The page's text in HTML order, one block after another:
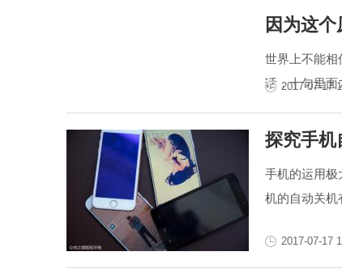
因为这
世界上不能相
话，十句里面
2017-07-17
探究手机
手机的运用极
机的自动关机
2017-07-17